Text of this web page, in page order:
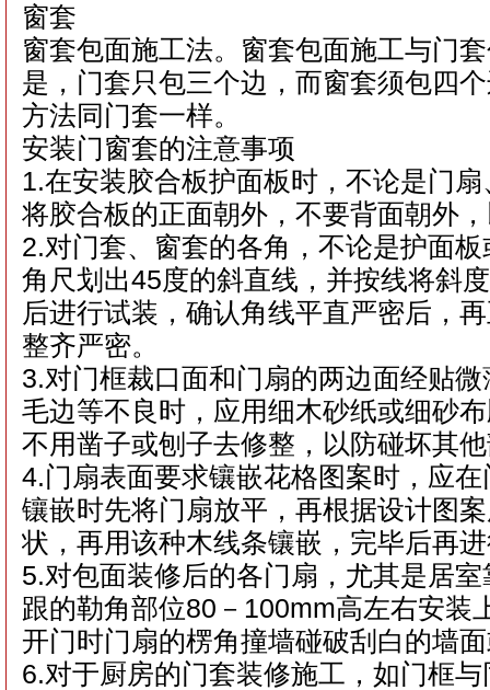
窗套
窗套包面施工法。窗套包面施工与门
是，门套只包三个边，而窗套须包四
方法同门套一样。
安装门窗套的注意事项
1.在安装胶合板护面板时，不论是门
将胶合板的正面朝外，不要背面朝外
2.对门套、窗套的各角，不论是护面
角尺划出45度的斜直线，并按线将斜
后进行试装，确认角线平直严密后，
整齐严密。
3.对门框裁口面和门扇的两边面经贴
毛边等不良时，应用细木砂纸或细砂
不用凿子或刨子去修整，以防碰坏其
4.门扇表面要求镶嵌花格图案时，应
镶嵌时先将门扇放平，再根据设计图
状，再用该种木线条镶嵌，完毕后再
5.对包面装修后的各门扇，尤其是居
跟的勒角部位80－100mm高左右安装
开门时门扇的楞角撞墙碰破刮白的墙
6.对于厨房的门套装修施工，如门框